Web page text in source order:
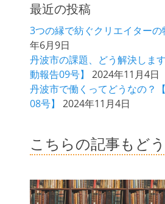
最近の投稿
3つの縁で紡ぐクリエイターの
年6月9日
丹波市の課題、どう解決しま
動報告09号】
2024年11月4日
丹波市で働くってどうなの？
08号】
2024年11月4日
こちらの記事もど